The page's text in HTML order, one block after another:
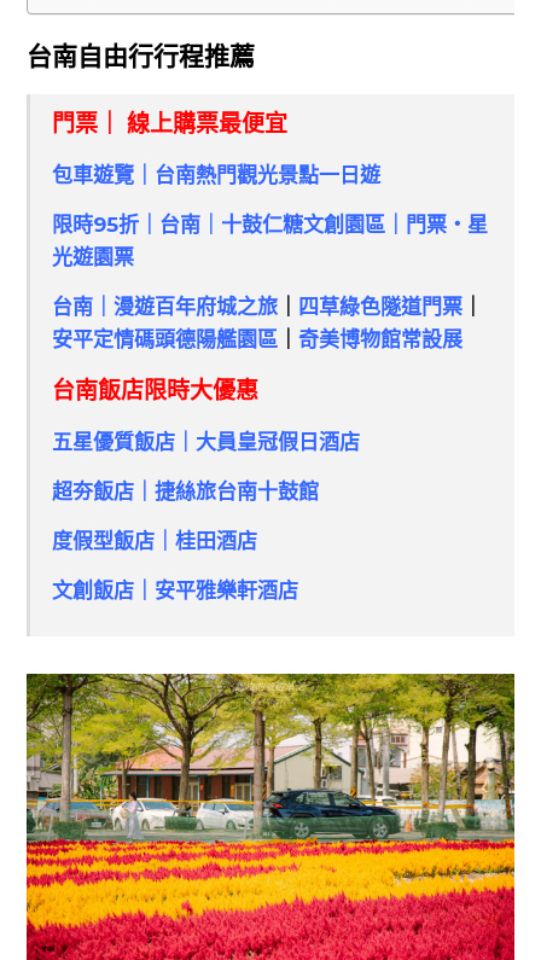
台南自由行行程推薦
門票｜ 線上購票最便宜
包車遊覽｜台南熱門觀光景點一日遊
限時95折｜台南｜十鼓仁糖文創園區｜門票・星
光遊園票
台南｜漫遊百年府城之旅 四草綠色隧道門票
安平定情碼頭德陽艦園區
奇美博物館常設展
台南飯店限時大優惠
五星優質飯店｜大員皇冠假日酒店
超夯飯店｜捷絲旅台南十鼓館
度假型飯店｜桂田酒店
文創飯店｜安平雅樂軒酒店